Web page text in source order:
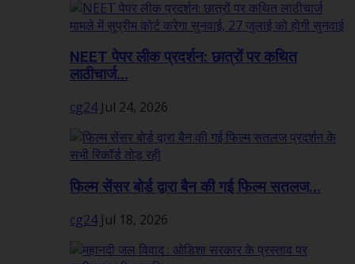
NEET पेपर लीक प्रदर्शन: छात्रों पर कथित
लाठीचार्ज...
cg24 Jul 24, 2026
फिल्म सेंसर बोर्ड द्वारा बैन की गई फिल्म सतलज...
cg24 Jul 18, 2026